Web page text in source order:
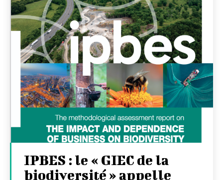
IPBES : le « GIEC de la
biodiversité » appelle